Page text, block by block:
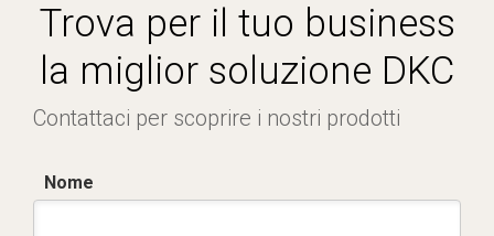
Trova per il tuo business
la miglior soluzione DKC
Contattaci per scoprire i nostri prodotti
Nome